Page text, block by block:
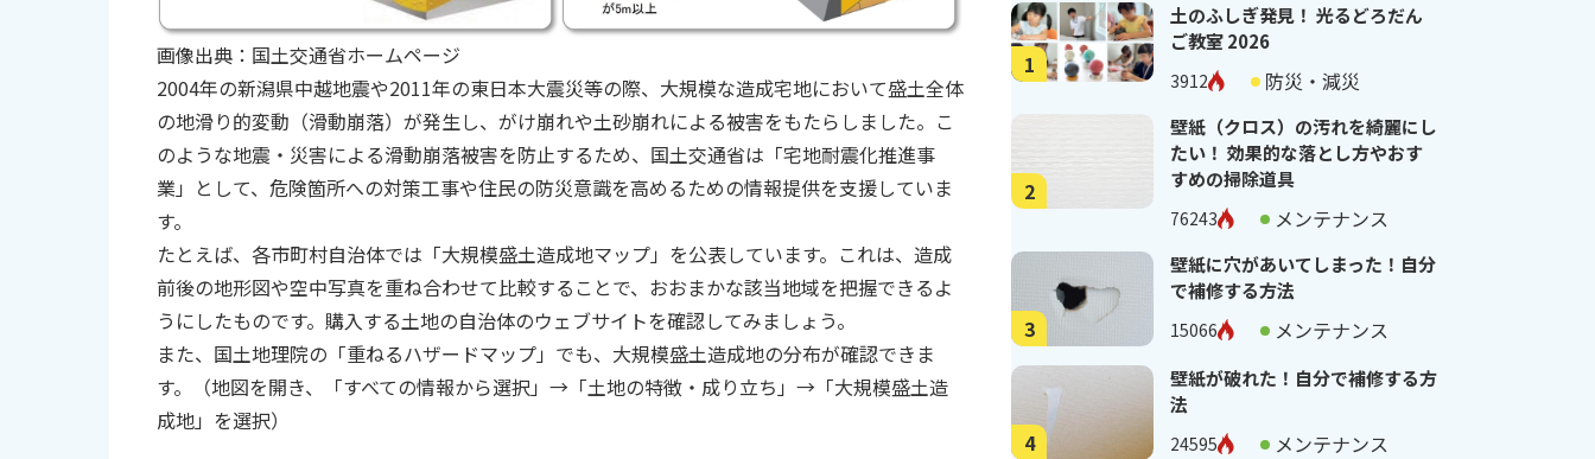
画像出典： 国土交通省ホームページ
2004年の新潟県中越地震や2011年の東日本大震災等の際、大規模な造成宅地において盛土全体
の地滑り的変動（滑動崩落）が発生し、がけ崩れや土砂崩れによる被害をもたらしました。こ
のような地震・災害による滑動崩落被害を防止するため、国土交通省は「宅地耐震化推進事
業」として、危険箇所への対策工事や住民の防災意識を高めるための情報提供を支援していま
す。
たとえば、各市町村自治体では「大規模盛土造成地マップ」を公表しています。これは、造成
前後の地形図や空中写真を重ね合わせて比較することで、おおまかな該当地域を把握できるよ
うにしたものです。購入する土地の自治体のウェブサイトを確認してみましょう。
また、国土地理院の 「重ねるハザードマップ」 でも、大規模盛土造成地の分布が確認できま
す。（地図を開き、「すべての情報から選択」→「土地の特徴・成り立ち」→「大規模盛土造
成地」を選択）
1
土のふしぎ発見！ 光るどろだん
ご教室 2026
3912 防災・減災
2
壁紙（クロス）の汚れを綺麗にし
たい！ 効果的な落とし方やおす
すめの掃除道具
76243 メンテナンス
3
壁紙に穴があいてしまった！自分
で補修する方法
15066 メンテナンス
4
壁紙が破れた！自分で補修する方
法
24595 メンテナンス